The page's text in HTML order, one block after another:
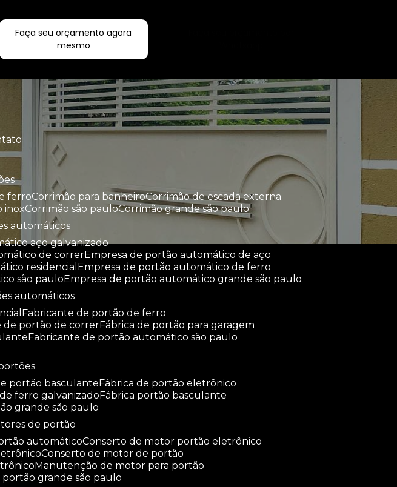
Faça seu orçamento agora
mesmo
ferro corrimão para banheiro corrimão de escada externa
inox corrimão são paulo corrimão grande são paulo
automáticos
aço galvanizado
de correr
empresa de portão automático de aço
residencial
empresa de portão automático de ferro
são paulo
empresa de portão automático grande são paulo
automáticos
fabricante de portão de ferro
de portão de correr fábrica de portão para garagem
fabricante de portão automático são paulo
portão basculante
fábrica de portão eletrônico
ferro galvanizado
fábrica portão basculante
grande são paulo
de portão
automático conserto de motor portão eletrônico
conserto de motor de portão
manutenção de motor para portão
portão grande são paulo